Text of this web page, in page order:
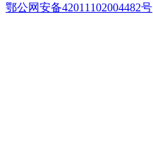
鄂公网安备42011102004482号